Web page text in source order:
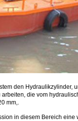
den
die vom
mm,.
in diesem Bereich